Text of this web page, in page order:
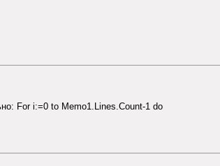
For i:=0 to Memo1.Lines.Count-1 do